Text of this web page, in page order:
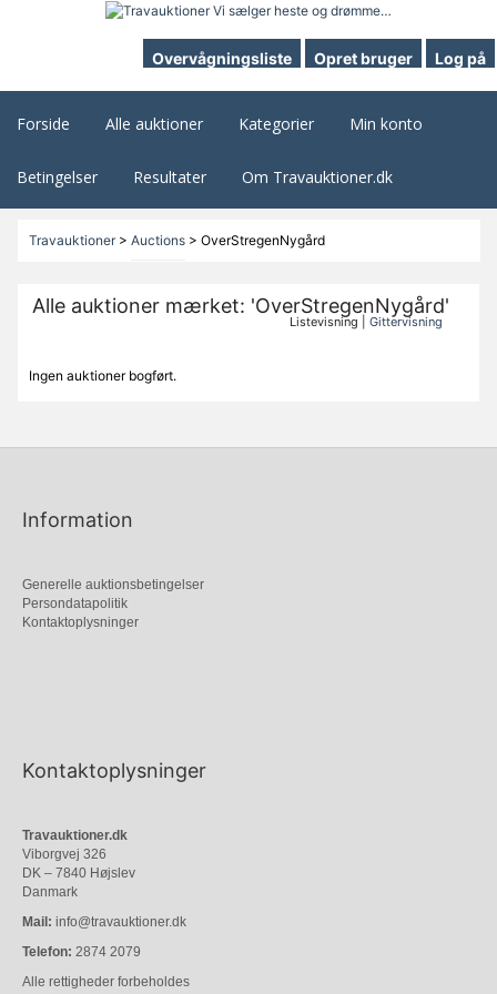
Overvågningsliste Opret bruger Log på
Forside Alle auktioner Kategorier Min konto
Betingelser Resultater Om Travauktioner.dk
Travauktioner> Auctions> OverStregenNygård
Alle auktioner mærket: 'OverStregenNygård'
Listevisning |Gittervisning
Ingen auktioner bogført.
Information
Generelle auktionsbetingelser
Persondatapolitik
Kontaktoplysninger
Kontaktoplysninger
Travauktioner.dk
Viborgvej 326
DK – 7840 Højslev
Danmark
Mail: info@travauktioner.dk
Telefon: 2874 2079
Alle rettigheder forbeholdes